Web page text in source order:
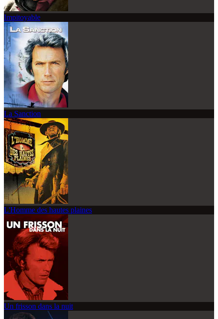
Impitoyable
La Sanction
L'Homme des hautes plaines
Un frisson dans la nuit